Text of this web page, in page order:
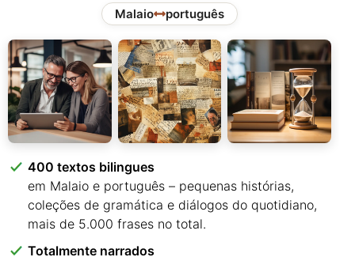
Malaio português
400 textos bilingues
em Malaio e português – pequenas histórias,
coleções de gramática e diálogos do quotidiano,
mais de 5.000 frases no total.
Totalmente narrados